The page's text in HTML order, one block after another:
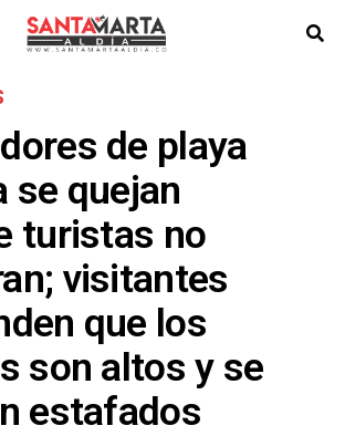
de playa
se quejan
turistas no
visitantes
que los
son altos y se
estafados